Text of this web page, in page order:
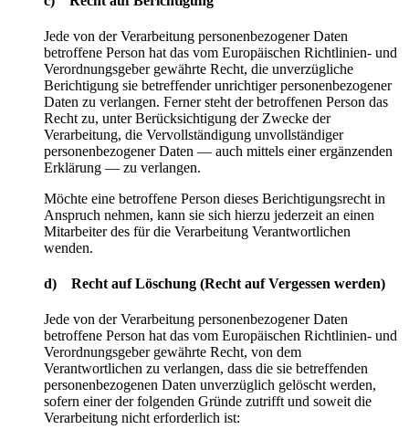
Jede von der Verarbeitung personenbezogener Daten
betroffene Person hat das vom Europäischen Richtlinien- und
Verordnungsgeber gewährte Recht, die unverzügliche
Berichtigung sie betreffender unrichtiger personenbezogener
Daten zu verlangen. Ferner steht der betroffenen Person das
Recht zu, unter Berücksichtigung der Zwecke der
Verarbeitung, die Vervollständigung unvollständiger
personenbezogener Daten — auch mittels einer ergänzenden
Erklärung — zu verlangen.
Möchte eine betroffene Person dieses Berichtigungsrecht in
Anspruch nehmen, kann sie sich hierzu jederzeit an einen
Mitarbeiter des für die Verarbeitung Verantwortlichen
wenden.
d) Recht auf Löschung (Recht auf Vergessen werden)
Jede von der Verarbeitung personenbezogener Daten
betroffene Person hat das vom Europäischen Richtlinien- und
Verordnungsgeber gewährte Recht, von dem
Verantwortlichen zu verlangen, dass die sie betreffenden
personenbezogenen Daten unverzüglich gelöscht werden,
sofern einer der folgenden Gründe zutrifft und soweit die
Verarbeitung nicht erforderlich ist: